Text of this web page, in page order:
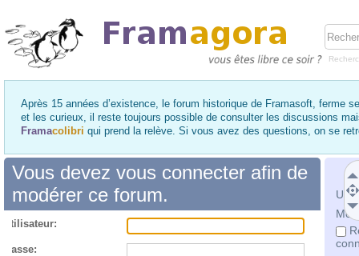
Après 15 années d’existence, le forum historique de Framasoft, ferme
et les curieux, il reste toujours possible de consulter les discussions
Framacolibri qui prend la relève. Si vous avez des questions, on se
Mot
Vous devez vous connecter afin de
modérer ce forum.
passe: